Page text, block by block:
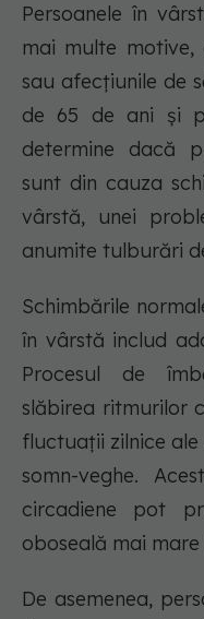
Persoanele în
mai multe
sau afecțiunile de
de 65 de ani și
determine dacă
sunt din cauza
vârstă, unei
anumite tulburări
Schimbările
în vârstă includ
Procesul de
slăbirea ritmurilor
fluctuații zilnice
somn-veghe.
circadiene pot
oboseală mai
De asemenea,